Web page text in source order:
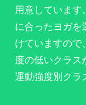
用意しています
に合ったヨガを
けていますので
度の低いクラス
運動強度別クラ